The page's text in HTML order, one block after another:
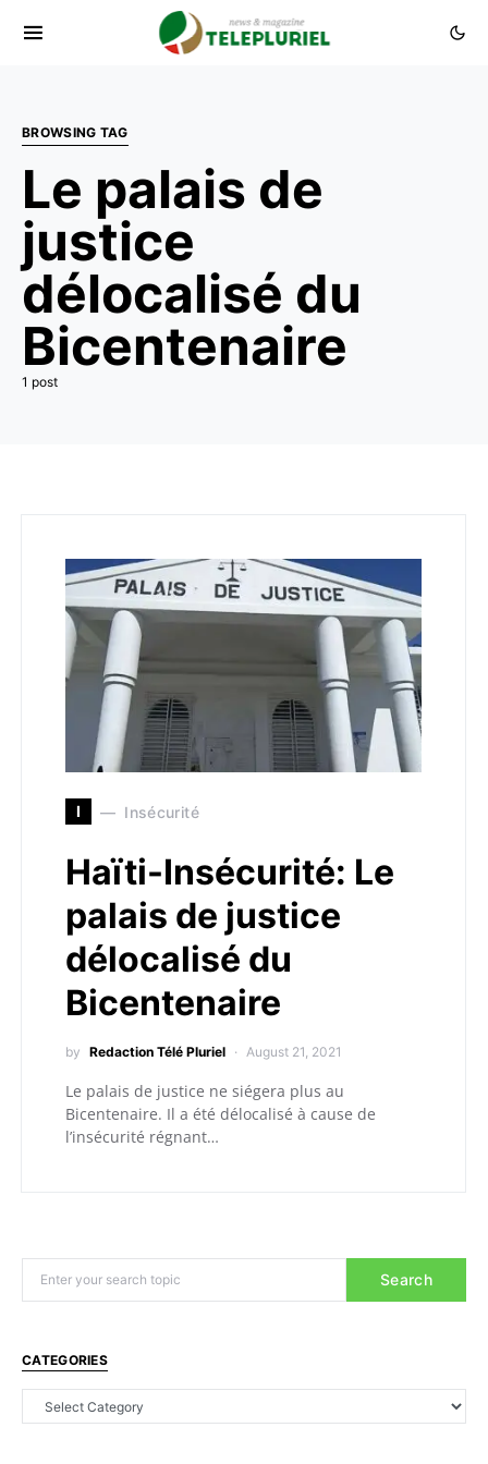
BROWSING TAG
Le palais de
justice
délocalisé du
Bicentenaire
1 post
I Insécurité
Haïti-Insécurité: Le
palais de justice
délocalisé du
Bicentenaire
by Redaction Télé Pluriel August 21, 2021
Le palais de justice ne siégera plus au
Bicentenaire. Il a été délocalisé à cause de
l’insécurité régnant…
Search
CATEGORIES